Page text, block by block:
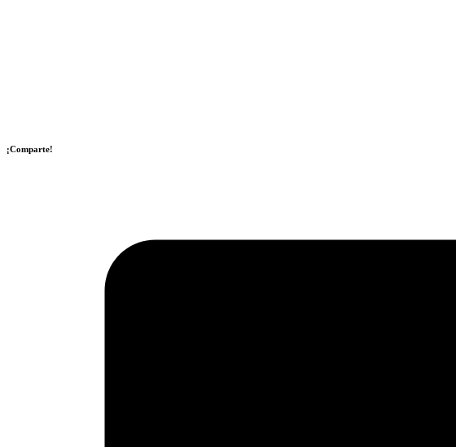
¡Comparte!